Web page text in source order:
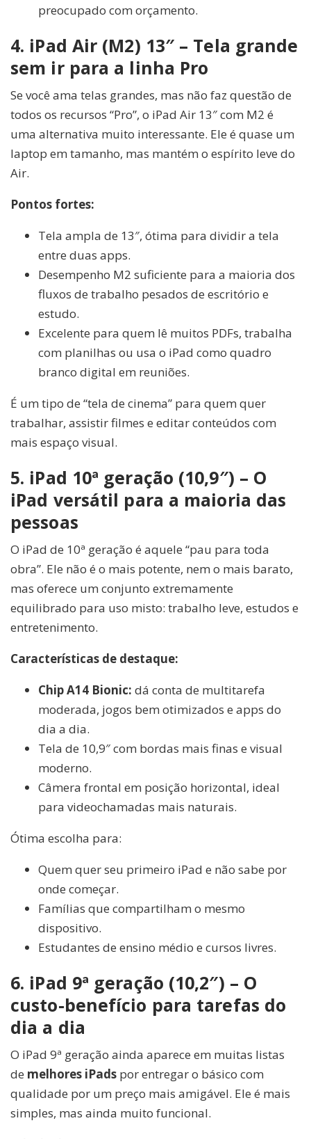
preocupado com orçamento.
4. iPad Air (M2) 13″ – Tela grande
sem ir para a linha Pro
Se você ama telas grandes, mas não faz questão de
todos os recursos “Pro”, o iPad Air 13″ com M2 é
uma alternativa muito interessante. Ele é quase um
laptop em tamanho, mas mantém o espírito leve do
Air.
Pontos fortes:
Tela ampla de 13″, ótima para dividir a tela
entre duas apps.
Desempenho M2 suficiente para a maioria dos
fluxos de trabalho pesados de escritório e
estudo.
Excelente para quem lê muitos PDFs, trabalha
com planilhas ou usa o iPad como quadro
branco digital em reuniões.
É um tipo de “tela de cinema” para quem quer
trabalhar, assistir filmes e editar conteúdos com
mais espaço visual.
5. iPad 10ª geração (10,9″) – O
iPad versátil para a maioria das
pessoas
O iPad de 10ª geração é aquele “pau para toda
obra”. Ele não é o mais potente, nem o mais barato,
mas oferece um conjunto extremamente
equilibrado para uso misto: trabalho leve, estudos e
entretenimento.
Características de destaque:
Chip A14 Bionic: dá conta de multitarefa
moderada, jogos bem otimizados e apps do
dia a dia.
Tela de 10,9″ com bordas mais finas e visual
moderno.
Câmera frontal em posição horizontal, ideal
para videochamadas mais naturais.
Ótima escolha para:
Quem quer seu primeiro iPad e não sabe por
onde começar.
Famílias que compartilham o mesmo
dispositivo.
Estudantes de ensino médio e cursos livres.
6. iPad 9ª geração (10,2″) – O
custo-benefício para tarefas do
dia a dia
O iPad 9ª geração ainda aparece em muitas listas
de melhores iPads por entregar o básico com
qualidade por um preço mais amigável. Ele é mais
simples, mas ainda muito funcional.